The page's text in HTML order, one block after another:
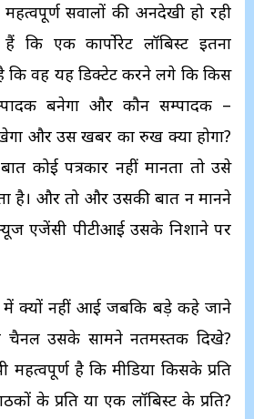
सवालों की अनदेखी हो रही
कि एक कार्पोरेट लॉबिस्ट इतना
है कि वह यह डिक्टेट करने लगे कि किस
बनेगा और कौन सम्पादक –
और उस खबर का रुख क्या होगा?
कोई पत्रकार नहीं मानता तो उसे
है। और तो और उसकी बात न मानने
न्यूज एजेंसी पीटीआई उसके निशाने पर
में क्यों नहीं आई जबकि बड़े कहे जाने
चैनल उसके सामने नतमस्तक दिखे?
महत्वपूर्ण है कि मीडिया किसके प्रति
के प्रति या एक लॉबिस्ट के प्रति?